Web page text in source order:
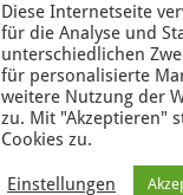
Diese Internetseite
für die Analyse und
unterschiedlichen
für personalisierte
weitere Nutzung der
zu. Mit "Akzeptieren"
Cookies zu.
Einstellungen